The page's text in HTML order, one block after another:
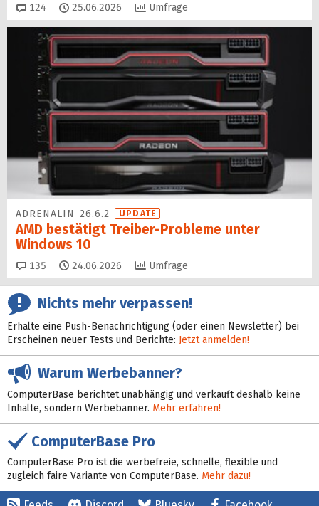
124 Kommentare
25.06.2026 Umfrage
ADRENALIN 26.6.2 UPDATE
AMD bestätigt Treiber-Probleme unter
Windows 10
135 Kommentare
24.06.2026 Umfrage
Nichts mehr verpassen!
Erhalte eine Push-Benachrichtigung (oder einen Newsletter) bei
Erscheinen neuer Tests und Berichte: Jetzt anmelden!
Warum Werbebanner?
ComputerBase berichtet unabhängig und verkauft deshalb keine
Inhalte, sondern Werbebanner. Mehr erfahren!
ComputerBase Pro
ComputerBase Pro ist die werbefreie, schnelle, flexible und
zugleich faire Variante von ComputerBase. Mehr dazu!